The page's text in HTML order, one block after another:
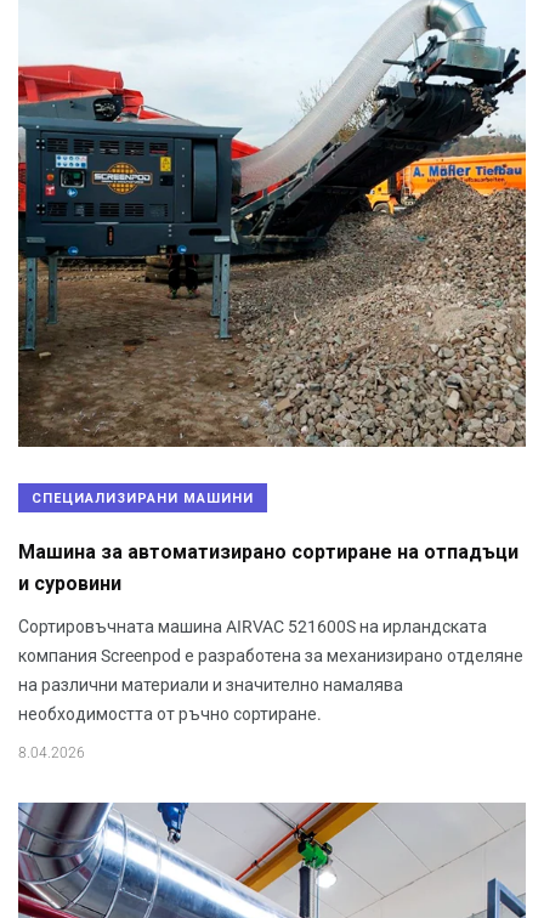
СПЕЦИАЛИЗИРАНИ МАШИНИ
Машина за автоматизирано сортиране на отпадъци
и суровини
Сортировъчната машина AIRVAC 521600S на ирландската
компания Screenpod е разработена за механизирано отделяне
на различни материали и значително намалява
необходимостта от ръчно сортиране.
8.04.2026